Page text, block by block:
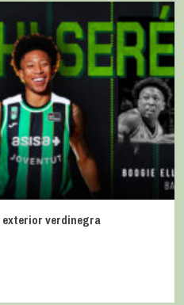
verdinegra